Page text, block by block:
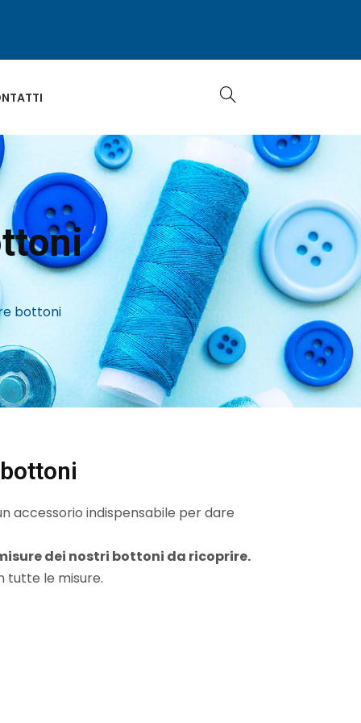
bottoni
accessorio indispensabile per dare
dei nostri bottoni da ricoprire.
tutte le misure.